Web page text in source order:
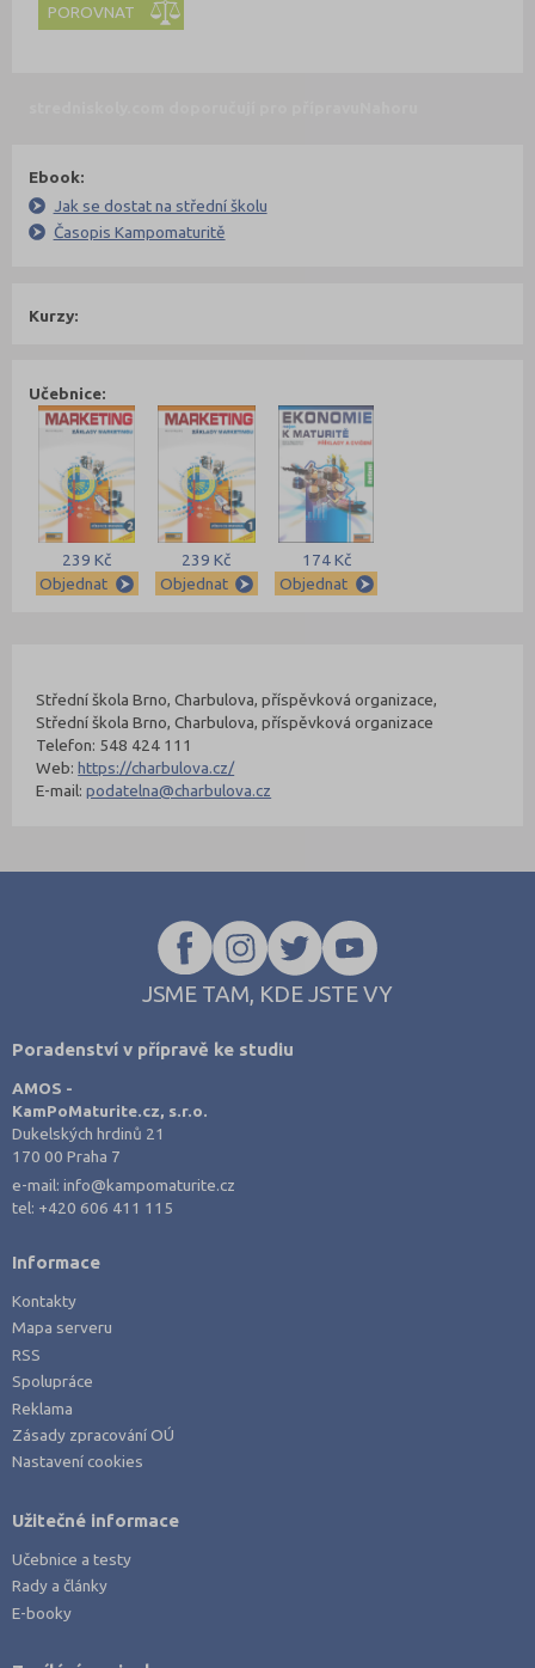
POROVNAT
Ebook:
Jak se dostat na střední školu
Časopis Kampomaturitě
Kurzy:
Učebnice:
239 Kč
Objednat
239 Kč
Objednat
174 Kč
Objednat
Střední škola Brno, Charbulova, příspěvková organizace,
Střední škola Brno, Charbulova, příspěvková organizace
Telefon: 548 424 111
Web:https://charbulova.cz/
E-mail:podatelna@charbulova.cz
JSME TAM, KDE JSTE VY
Poradenství v přípravě ke studiu
AMOS -
KamPoMaturite.cz, s.r.o.
Dukelských hrdinů 21
170 00 Praha 7
e-mail:info@kampomaturite.cz
tel: +420 606 411 115
Informace
Kontakty
Mapa serveru
RSS
Spolupráce
Reklama
Zásady zpracování OÚ
Nastavení cookies
Užitečné informace
Učebnice a testy
Rady a články
E-booky